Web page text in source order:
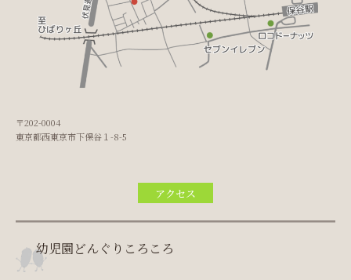
〒202-0004
東京都西東京市下保谷１-8-5
アクセス
幼児園どんぐりころころ